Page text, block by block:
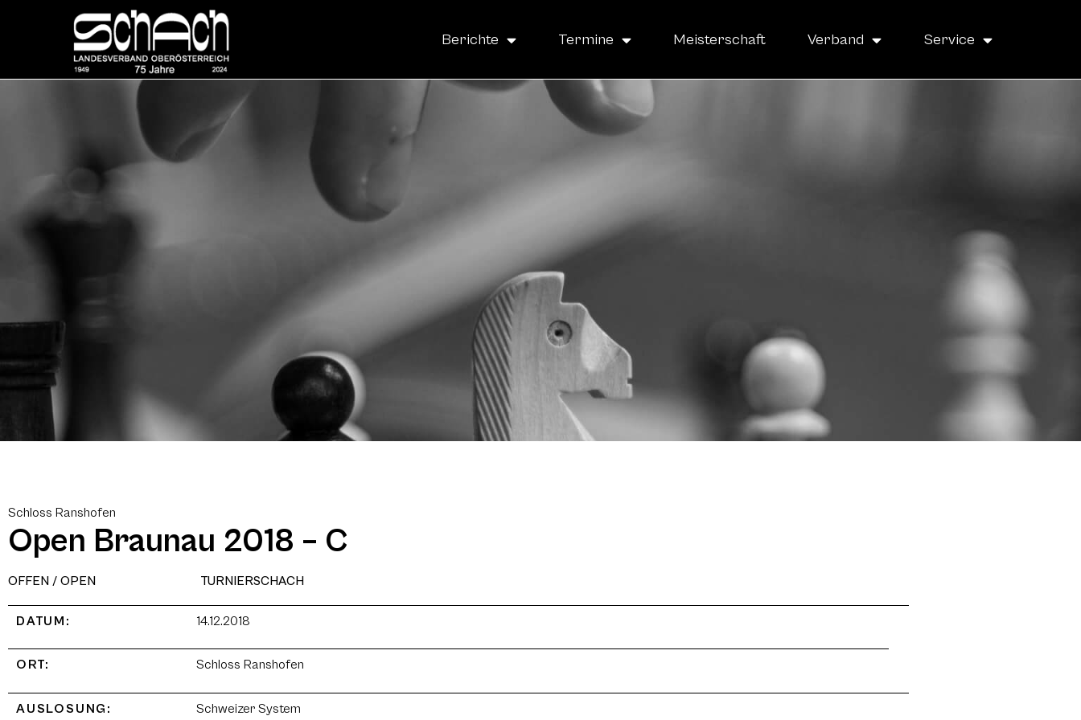
Berichte Termine Meisterschaft Verband Service
Schloss Ranshofen
Open Braunau 2018 – C
OFFEN / OPEN TURNIERSCHACH
DATUM: 14.12.2018
ORT: Schloss Ranshofen
AUSLOSUNG: Schweizer System